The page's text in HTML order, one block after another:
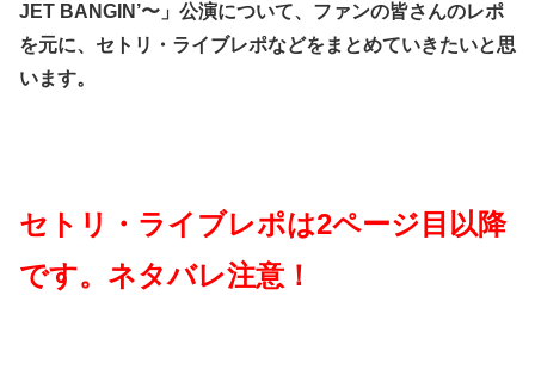
JET BANGIN’〜」公演について、ファンの皆さんのレポ
を元に、セトリ・ライブレポなどをまとめていきたいと思
います。
セトリ・ライブレポは2ページ目以降
です。ネタバレ注意！